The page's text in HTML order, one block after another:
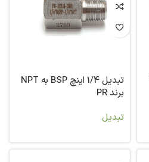
تبدیل 1/4 اینچ BSP به NPT
برند PR
تبدیل